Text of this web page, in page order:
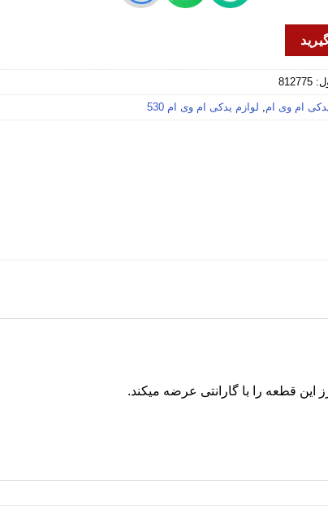
812775
ام وی ام لوازم یدکی ام وی ام 530